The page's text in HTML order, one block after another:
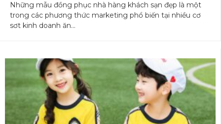
Những mẫu đồng phục nhà hàng khách sạn đẹp là một
trong các phương thức marketing phổ biến tại nhiều cơ
sơt kinh doanh ăn...